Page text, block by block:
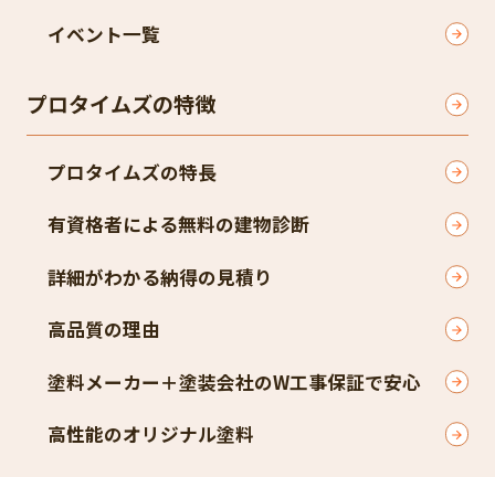
イベント一覧
プロタイムズの特徴
プロタイムズの特長
有資格者による無料の建物診断
詳細がわかる納得の見積り
高品質の理由
塗料メーカー＋塗装会社のW工事保証で安心
高性能のオリジナル塗料